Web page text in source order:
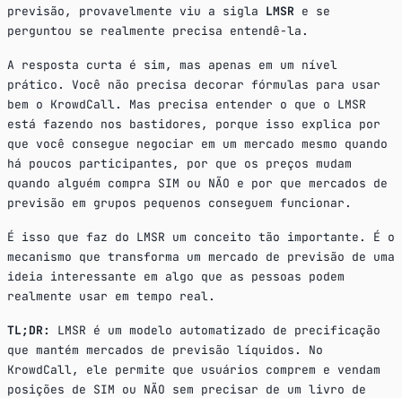
previsão, provavelmente viu a sigla LMSR e se
perguntou se realmente precisa entendê-la.
A resposta curta é sim, mas apenas em um nível
prático. Você não precisa decorar fórmulas para usar
bem o KrowdCall. Mas precisa entender o que o LMSR
está fazendo nos bastidores, porque isso explica por
que você consegue negociar em um mercado mesmo quando
há poucos participantes, por que os preços mudam
quando alguém compra SIM ou NÃO e por que mercados de
previsão em grupos pequenos conseguem funcionar.
É isso que faz do LMSR um conceito tão importante. É o
mecanismo que transforma um mercado de previsão de uma
ideia interessante em algo que as pessoas podem
realmente usar em tempo real.
TL;DR:
LMSR é um modelo automatizado de precificação
que mantém mercados de previsão líquidos. No
KrowdCall, ele permite que usuários comprem e vendam
posições de SIM ou NÃO sem precisar de um livro de